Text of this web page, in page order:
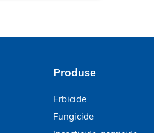
Produse
Erbicide
Fungicide